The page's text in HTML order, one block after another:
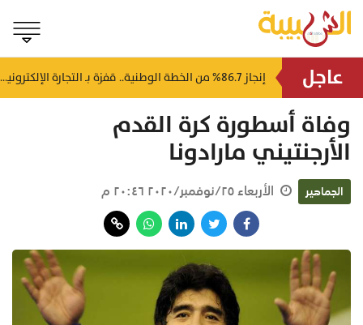
عاجل منذ ساعة إنجاز 86.7% من الخطة الوطنية.. قفزة بـ التجارة الإلكترونية في سلطنة عُمان
وفاة أسطورة كرة القدم
الأرجنتيني مارادونا
الجماهير الأربعاء ٢٥/نوفمبر/٢٠٢٠ ٢٠:٤٦ م